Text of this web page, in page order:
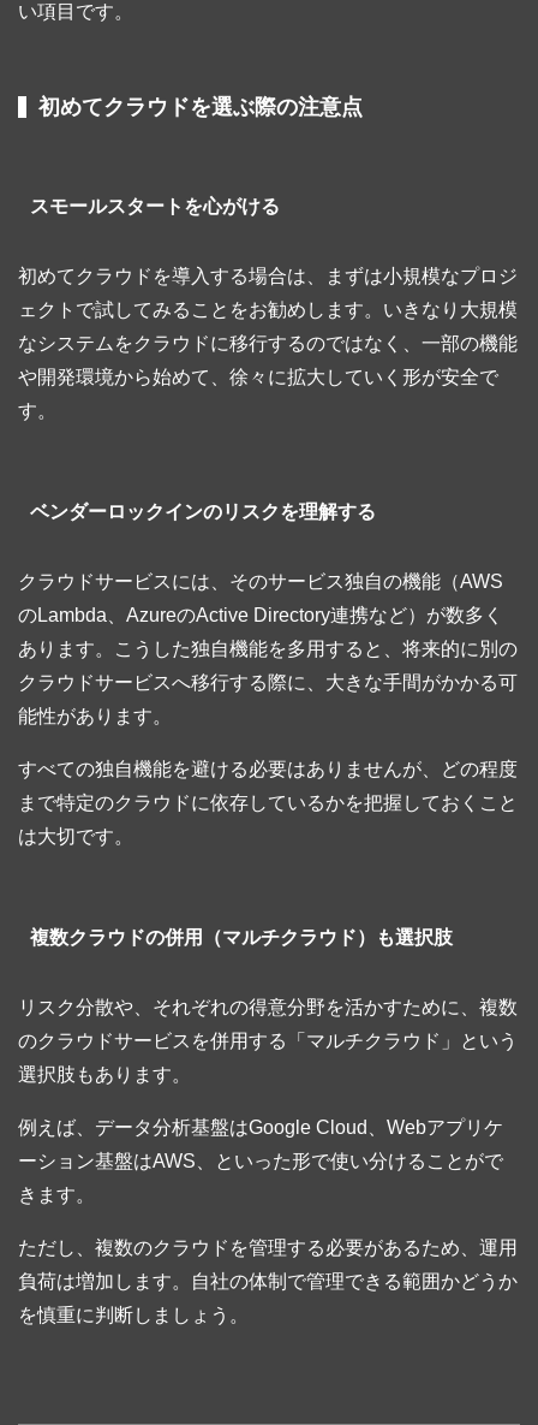
い項目です。
初めてクラウドを選ぶ際の注意点
スモールスタートを心がける
初めてクラウドを導入する場合は、まずは小規模なプロジ
ェクトで試してみることをお勧めします。いきなり大規模
なシステムをクラウドに移行するのではなく、一部の機能
や開発環境から始めて、徐々に拡大していく形が安全で
す。
ベンダーロックインのリスクを理解する
クラウドサービスには、そのサービス独自の機能（AWS
のLambda、AzureのActive Directory連携など）が数多く
あります。こうした独自機能を多用すると、将来的に別の
クラウドサービスへ移行する際に、大きな手間がかかる可
能性があります。
すべての独自機能を避ける必要はありませんが、どの程度
まで特定のクラウドに依存しているかを把握しておくこと
は大切です。
複数クラウドの併用（マルチクラウド）も選択肢
リスク分散や、それぞれの得意分野を活かすために、複数
のクラウドサービスを併用する「マルチクラウド」という
選択肢もあります。
例えば、データ分析基盤はGoogle Cloud、Webアプリケ
ーション基盤はAWS、といった形で使い分けることがで
きます。
ただし、複数のクラウドを管理する必要があるため、運用
負荷は増加します。自社の体制で管理できる範囲かどうか
を慎重に判断しましょう。